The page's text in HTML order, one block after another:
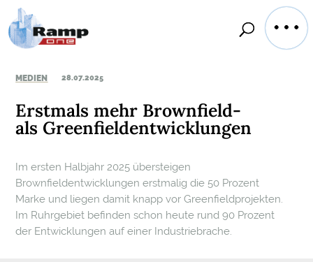
MEDIEN 28.07.2025
Erstmals mehr Brownfield-
als Greenfieldentwicklungen
Im ersten Halbjahr 2025 übersteigen
Brownfieldentwicklungen erstmalig die 50 Prozent
Marke und liegen damit knapp vor Greenfieldprojekten.
Im Ruhrgebiet befinden schon heute rund 90 Prozent
der Entwicklungen auf einer Industriebrache.